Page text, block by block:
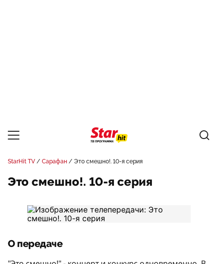
StarHit TV Сарафан Это смешно!. 10-я серия
Это смешно!. 10-я серия
О передаче